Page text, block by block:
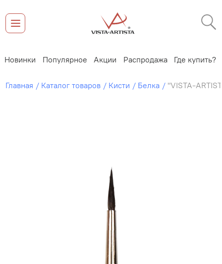
Новинки Популярное Акции Распродажа Где купить?
Главная Каталог товаров Кисти Белка "VISTA-